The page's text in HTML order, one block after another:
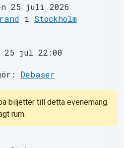
25 juli 2026
i Stockholm
jul 22:00
Debaser
biljetter till detta evenemang.
rum.